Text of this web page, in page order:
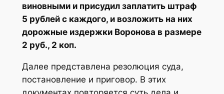
виновными и присудил заплатить штраф
5 рублей с каждого, и возложить на них
дорожные издержки Воронова в размере
2 руб., 2 коп.
Далее представлена резолюция суда,
постановление и приговор. В этих